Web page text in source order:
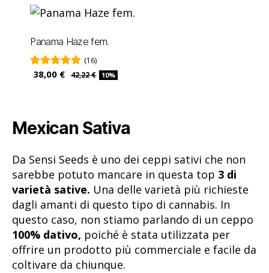
Panama Haze fem.
(16)
38,00 € 42,22 € 10%
Mexican Sativa
Da Sensi Seeds è uno dei ceppi sativi che non
sarebbe potuto mancare in questa top 3 di
varietà sative. Una delle varietà più richieste
dagli amanti di questo tipo di cannabis. In
questo caso, non stiamo parlando di un ceppo
100% dativo, poiché è stata utilizzata per
offrire un prodotto più commerciale e facile da
coltivare da chiunque.